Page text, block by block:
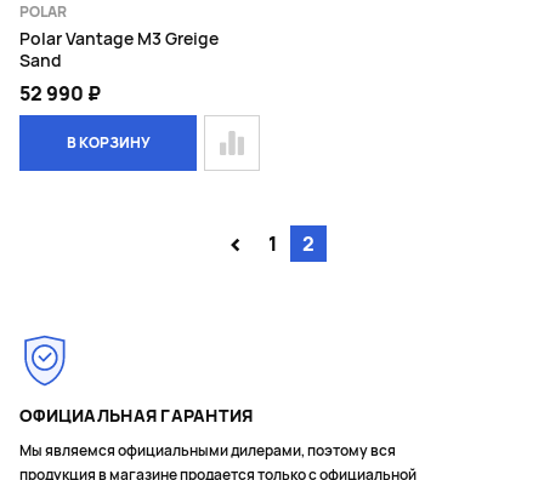
POLAR
Polar Vantage M3 Greige
Sand
52 990 ₽
В КОРЗИНУ
< 1 2
ОФИЦИАЛЬНАЯ ГАРАНТИЯ
Мы являемся официальными дилерами, поэтому вся
продукция в магазине продается только с официальной